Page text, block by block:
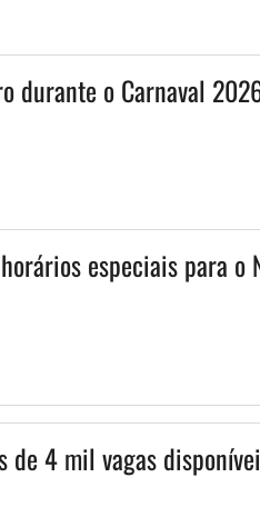
durante o Carnaval
especiais para o
de 4 mil vagas